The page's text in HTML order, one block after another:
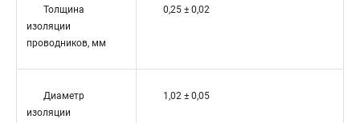
Толщина
изоляции
проводников, мм
0,25 ± 0,02
Диаметр
изоляции
1,02 ± 0,05